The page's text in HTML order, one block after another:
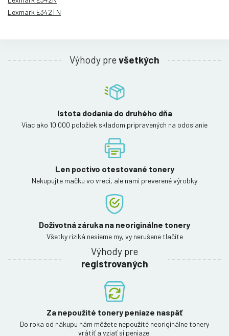
Lexmark E342TN
Výhody pre všetkých
Istota dodania do druhého dňa
Viac ako 10 000 položiek skladom pripravených na odoslanie
Len poctivo otestované tonery
Nekupujte mačku vo vreci, ale nami preverené výrobky
Doživotná záruka na neoriginálne tonery
Všetky riziká nesieme my, vy nerušene tlačíte
Výhody pre
registrovaných
Za nepoužité tonery peniaze naspäť
Do roka od nákupu nám môžete nepoužité neoriginálne tonery
vrátiť a vziať si peniaze.